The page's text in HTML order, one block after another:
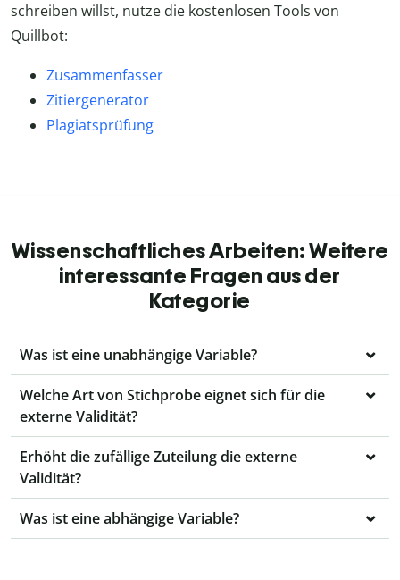
schreiben willst, nutze die kostenlosen Tools von
Quillbot:
Zusammenfasser
Zitiergenerator
Plagiatsprüfung
Wissenschaftliches Arbeiten: Weitere
interessante Fragen aus der
Kategorie
Was ist eine unabhängige Variable?
Welche Art von Stichprobe eignet sich für die
externe Validität?
Erhöht die zufällige Zuteilung die externe
Validität?
Was ist eine abhängige Variable?